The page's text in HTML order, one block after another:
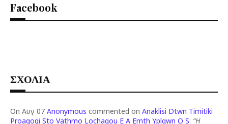
Facebook
ΣΧΟΛΙΑ
On Αυγ 07 Anonymous commented on Anaklisi Dtwn Timitiki
Proagogi Sto Vathmo Lochagou E A Emth Yplgwn O S: “Η